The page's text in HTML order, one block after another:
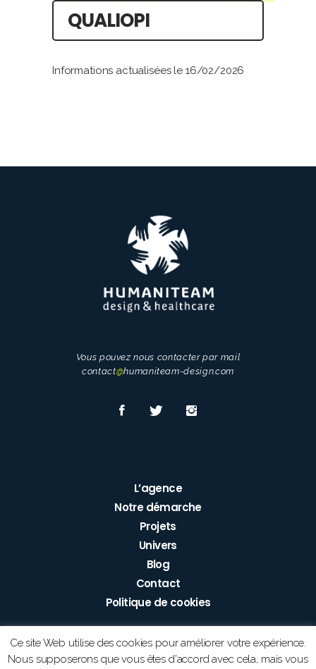
QUALIOPI
Informations actualisées le 16/02/2026
Vous pouvez nous contacter par mail
contact@humaniteam-design.com
L’agence
Notre démarche
Projets
Univers
Blog
Contact
Politique de cookies
Ce site Web utilise des cookies pour améliorer votre expérience.
Nous supposerons que vous êtes d'accord avec cela, mais vous